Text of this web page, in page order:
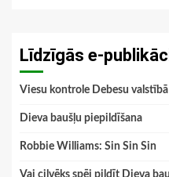
Līdzīgās e-
Viesu kontrole Debesu valstībā
Dieva baušļu piepildīšana
Robbie Williams: Sin Sin Sin